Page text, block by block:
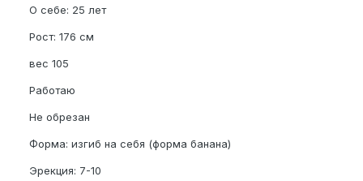
О себе: 25 лет
Рост: 176 см
вес 105
Работаю
Не обрезан
Форма: изгиб на себя (форма банана)
Эрекция: 7-10